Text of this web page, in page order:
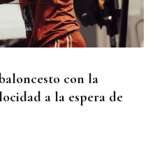
con la
a la espera de